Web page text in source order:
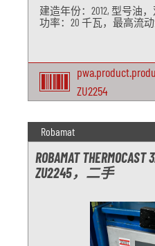
建造年份：2012, 型号油
功率：20 千瓦，最高流动
ZU2254
Robamat
ROBAMAT
ZU2245，二手